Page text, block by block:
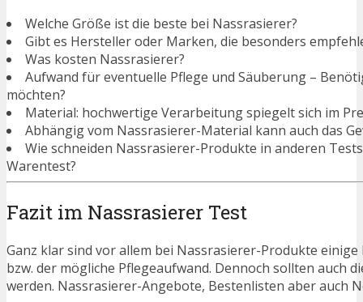
Welche Größe ist die beste bei Nassrasierer?
Gibt es Hersteller oder Marken, die besonders
Was kosten Nassrasierer?
Aufwand für eventuelle Pflege und Säuberung –
möchten?
Material: hochwertige Verarbeitung spiegelt sich im
Abhängig vom Nassrasierer-Material kann auch das
Wie schneiden Nassrasierer-Produkte in anderen
Warentest?
Fazit im Nassrasierer Test
Ganz klar sind vor allem bei Nassrasierer-Produkte
bzw. der mögliche Pflegeaufwand. Dennoch sollten auch
werden. Nassrasierer-Angebote, Bestenlisten aber auch